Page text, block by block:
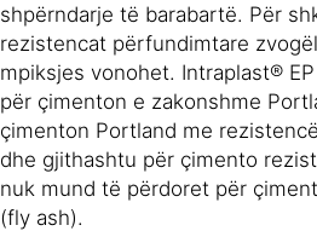
shpërndarje të barabartë. Për
rezistencat përfundimtare
mpiksjes vonohet. Intraplast®
për çimenton e zakonshme
çimenton Portland me
dhe gjithashtu për çimento
nuk mund të përdoret për
(fly ash).